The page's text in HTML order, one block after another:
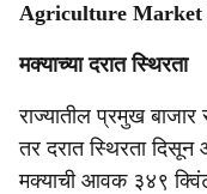
a
r
e
Agriculture Market
मक्याच्या दरात स्थिरता
राज्यातील प्रमुख
तर दरात स्थिरता दिसून
मक्याची आवक ३४९